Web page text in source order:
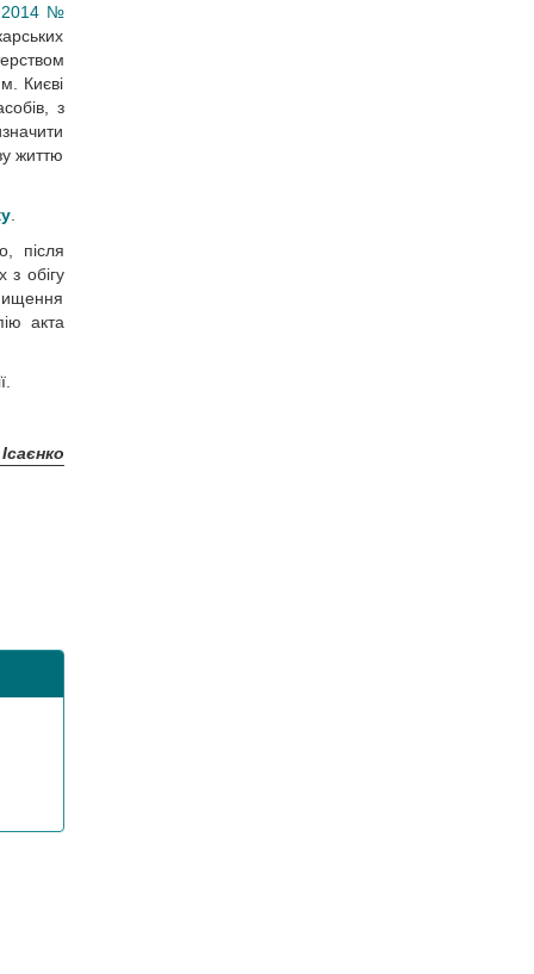
№
Києві
з
життю
після
з обігу
акта